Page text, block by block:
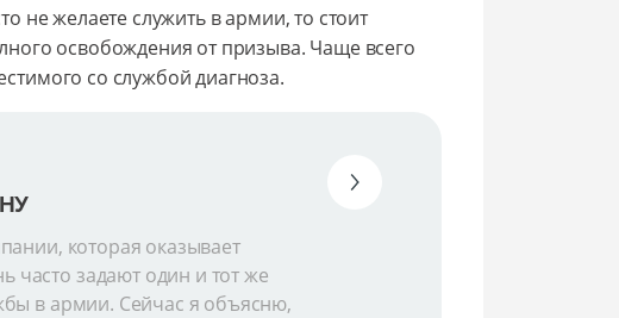
не желаете служить в армии, то стоит
освобождения от призыва. Чаще всего
со службой диагноза.
которая оказывает
задают один и тот же
в армии. Сейчас я объясню,